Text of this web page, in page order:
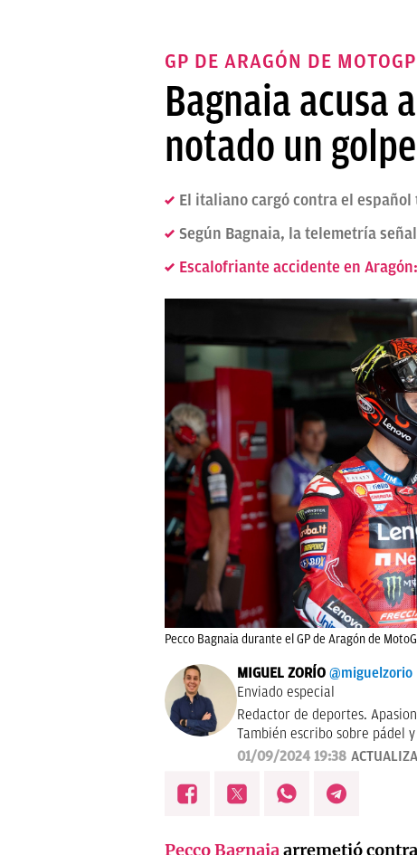
GP DE ARAGÓN DE MOTOGP
Bagnaia acusa
notado un
El italiano cargó contra el
Según Bagnaia, la telemetría
Escalofriante accidente en
Pecco Bagnaia durante el GP de Aragón de
MIGUEL ZORÍO @miguelzorio
Enviado especial
Redactor de deportes.
También escribo sobre pádel y
01/09/2024 19:38
Pecco Bagnaiaarremetió contra